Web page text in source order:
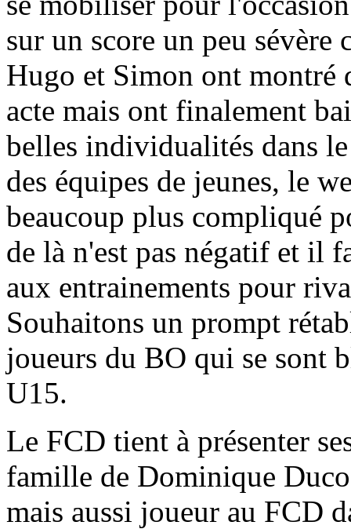
sur un score un peu sévère
Hugo et Simon ont montré
acte mais ont finalement
belles individualités dans
des équipes de jeunes, le
beaucoup plus compliqué
de là n'est pas négatif et il
aux entrainements pour
Souhaitons un prompt
joueurs du BO qui se sont
U15.
Le FCD tient à présenter
famille de Dominique
mais aussi joueur au FCD